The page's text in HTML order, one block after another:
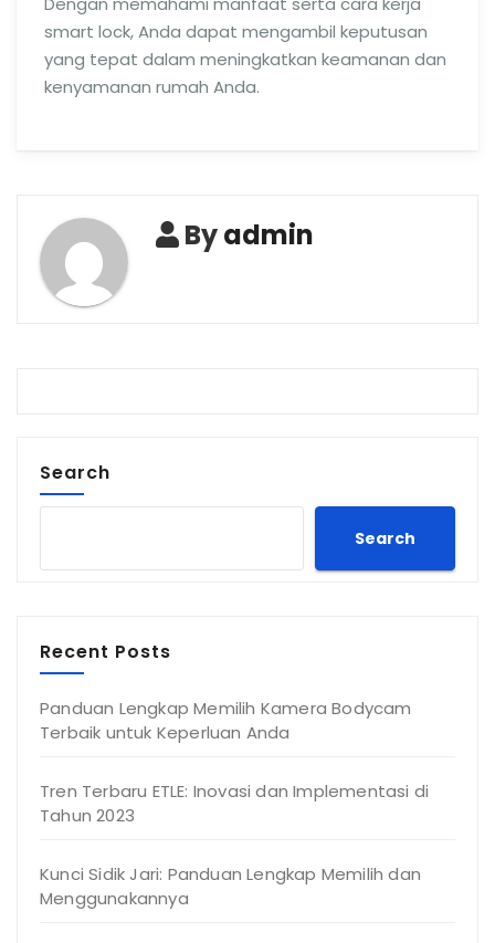
smart lock, Anda dapat mengambil keputusan
yang tepat dalam meningkatkan keamanan dan
kenyamanan rumah Anda.
Byadmin
Search
Search
Recent Posts
Panduan Lengkap Memilih Kamera Bodycam
Terbaik untuk Keperluan Anda
Tren Terbaru ETLE: Inovasi dan Implementasi di
Tahun 2023
Kunci Sidik Jari: Panduan Lengkap Memilih dan
Menggunakannya